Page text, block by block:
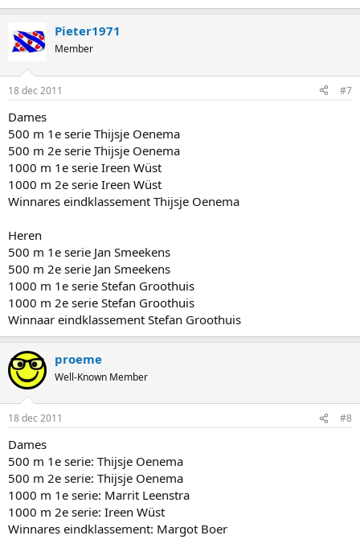
Pieter1971
Member
18 dec 2011 #7
Dames
500 m 1e serie Thijsje Oenema
500 m 2e serie Thijsje Oenema
1000 m 1e serie Ireen Wüst
1000 m 2e serie Ireen Wüst
Winnares eindklassement Thijsje Oenema
Heren
500 m 1e serie Jan Smeekens
500 m 2e serie Jan Smeekens
1000 m 1e serie Stefan Groothuis
1000 m 2e serie Stefan Groothuis
Winnaar eindklassement Stefan Groothuis
proeme
Well-Known Member
18 dec 2011 #8
Dames
500 m 1e serie: Thijsje Oenema
500 m 2e serie: Thijsje Oenema
1000 m 1e serie: Marrit Leenstra
1000 m 2e serie: Ireen Wüst
Winnares eindklassement: Margot Boer